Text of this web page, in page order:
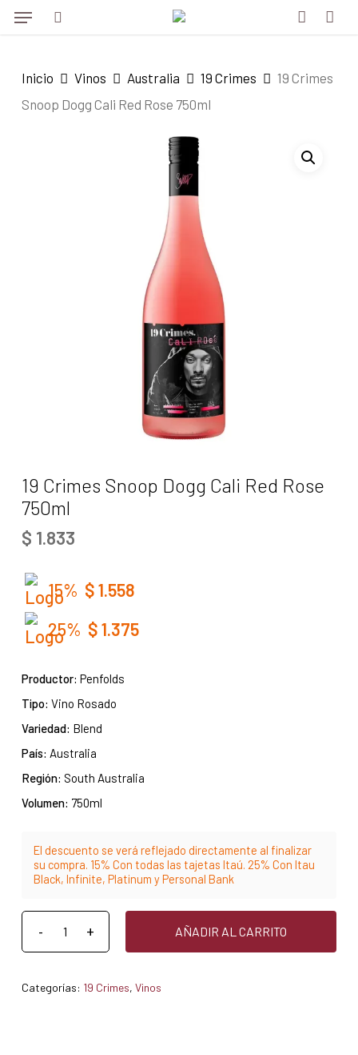
Skip
content
Menu
Inicio Vinos Australia 19 Crimes
19 Crimes
Snoop Dogg Cali Red Rose 750ml
19 Crimes Snoop Dogg Cali Red Rose
750ml
$ 1.833
15% $1.558
25% $1.375
Productor: Penfolds
Tipo: Vino Rosado
Variedad: Blend
País: Australia
Región: South Australia
Volumen: 750ml
El descuento se verá reflejado directamente al finalizar
su compra. 15% Con todas las tajetas Itaú. 25% Con Itau
Black, Infinite, Platinum y Personal Bank
AÑADIR AL CARRITO
Categorías: 19 Crimes, Vinos